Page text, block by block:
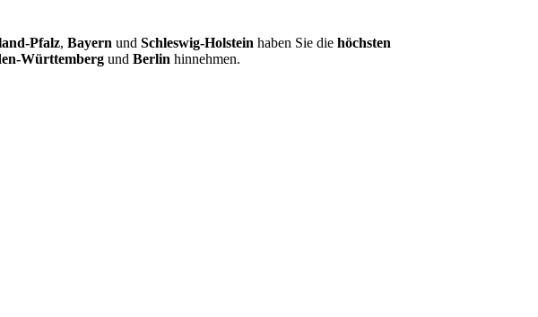
Pfalz, Bayern und Schleswig-Holstein haben Sie die höchsten
Württemberg und Berlin hinnehmen.